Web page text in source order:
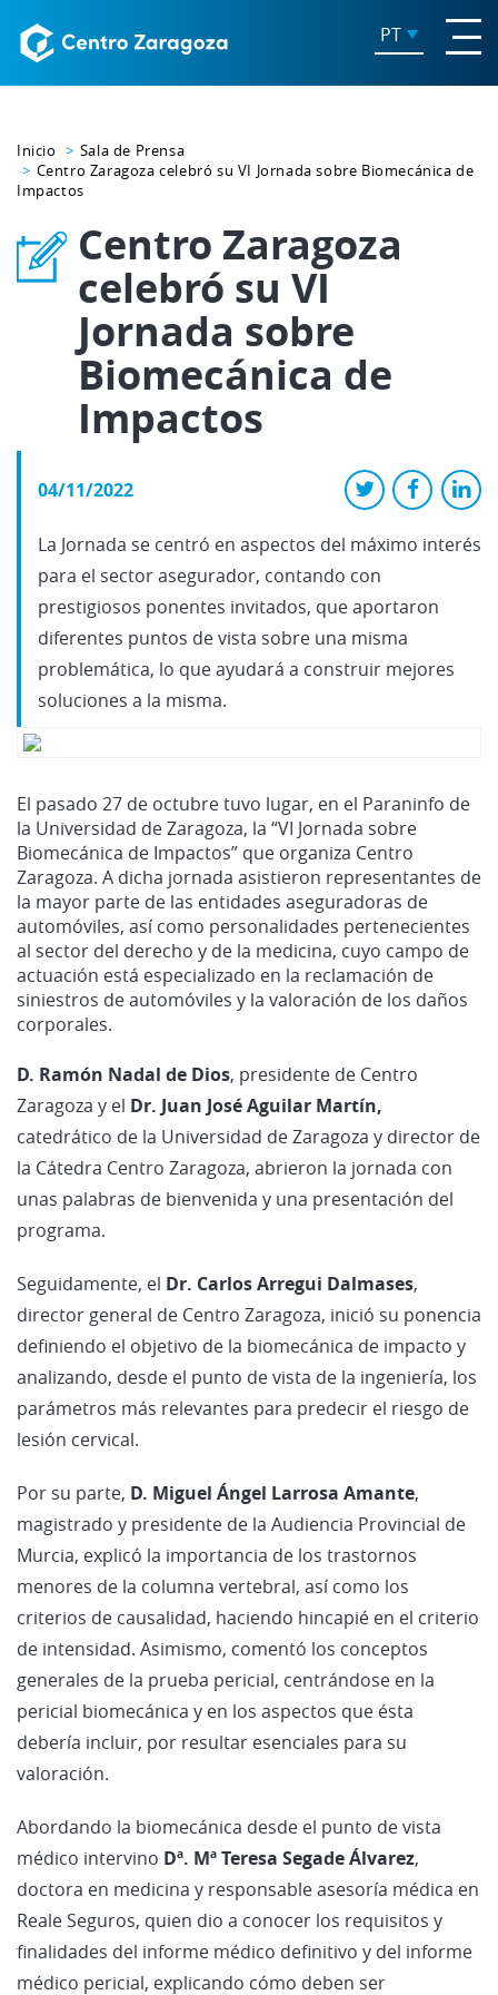
PT
Inicio
Sala de Prensa
Centro Zaragoza celebró su VI Jornada sobre Biomecánica de
Impactos
Centro Zaragoza
celebró su VI
Jornada sobre
Biomecánica de
Impactos
04/11/2022
La Jornada se centró en aspectos del máximo interés
para el sector asegurador, contando con
prestigiosos ponentes invitados, que aportaron
diferentes puntos de vista sobre una misma
problemática, lo que ayudará a construir mejores
soluciones a la misma.
El pasado 27 de octubre tuvo lugar, en el Paraninfo de
la Universidad de Zaragoza, la “VI Jornada sobre
Biomecánica de Impactos” que organiza Centro
Zaragoza. A dicha jornada asistieron representantes de
la mayor parte de las entidades aseguradoras de
automóviles, así como personalidades pertenecientes
al sector del derecho y de la medicina, cuyo campo de
actuación está especializado en la reclamación de
siniestros de automóviles y la valoración de los daños
corporales.
D. Ramón Nadal de Dios, presidente de Centro
Zaragoza y el Dr. Juan José Aguilar Martín,
catedrático de la Universidad de Zaragoza y director de
la Cátedra Centro Zaragoza, abrieron la jornada con
unas palabras de bienvenida y una presentación del
programa.
Seguidamente, el Dr. Carlos Arregui Dalmases,
director general de Centro Zaragoza, inició su ponencia
definiendo el objetivo de la biomecánica de impacto y
analizando, desde el punto de vista de la ingeniería, los
parámetros más relevantes para predecir el riesgo de
lesión cervical.
Por su parte, D. Miguel Ángel Larrosa Amante,
magistrado y presidente de la Audiencia Provincial de
Murcia, explicó la importancia de los trastornos
menores de la columna vertebral, así como los
criterios de causalidad, haciendo hincapié en el criterio
de intensidad. Asimismo, comentó los conceptos
generales de la prueba pericial, centrándose en la
pericial biomecánica y en los aspectos que ésta
debería incluir, por resultar esenciales para su
valoración.
Abordando la biomecánica desde el punto de vista
médico intervino Dª. Mª Teresa Segade Álvarez,
doctora en medicina y responsable asesoría médica en
Reale Seguros, quien dio a conocer los requisitos y
finalidades del informe médico definitivo y del informe
médico pericial, explicando cómo deben ser